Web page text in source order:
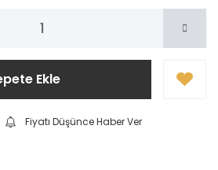
Ekle
Fiyatı Düşünce Haber Ver